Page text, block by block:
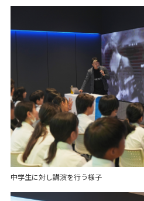
中学生に対し講演を行う様子